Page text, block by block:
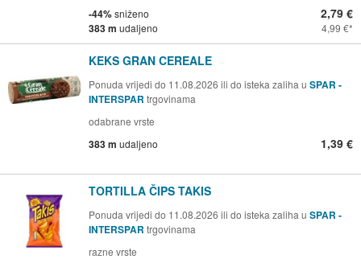
-44%sniženo
383 m udaljeno
2,79 €
4,99 €
KEKS GRAN CEREALE
Ponuda vrijedi do 11.08.2026 ili do isteka zaliha u SPAR -
INTERSPAR trgovinama
odabrane vrste
383 m udaljeno 1,39 €
TORTILLA ČIPS TAKIS
Ponuda vrijedi do 11.08.2026 ili do isteka zaliha u SPAR -
INTERSPAR trgovinama
razne vrste